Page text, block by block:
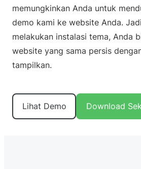
memungkinkan Anda untuk
demo kami ke website Anda.
melakukan instalasi tema, Anda
website yang sama persis
tampilkan.
Lihat Demo Download